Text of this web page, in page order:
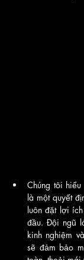
Chúng tôi
là một quyết
luôn đặt lợi
đầu. Đội ngũ
kinh nghiệm
sẽ đảm bảo